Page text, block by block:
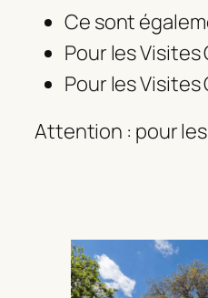
Ce sont
Pour les
Pour les
Attention : pour